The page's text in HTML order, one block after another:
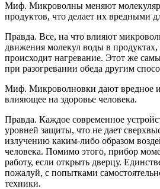
Миф. Микроволны меняют
продуктов, что делает их вредными
Правда. Все, на что влияют
движения молекул воды в продуктах,
происходит нагревание. Этот же
при разогревании обеда другим
Миф. Микроволновки дают вредное
влияющее на здоровье человека.
Правда. Каждое современное
уровней защиты, что не дает
излучению каким-либо образом
человека. Помимо этого, прибор
работу, если открыть дверцу.
пожалуй, с попытками
техники.